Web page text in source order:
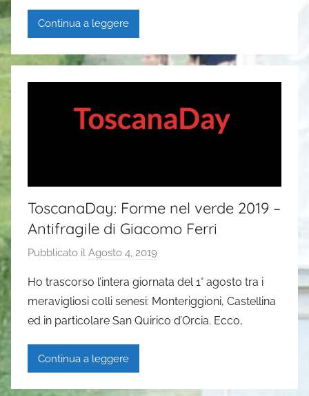
s
i
Continua a leggere
ToscanaDay: Forme nel verde 2019 –
Antifragile di Giacomo Ferri
Pubblicato il Agosto 4, 2019
G
a
i
Ho trascorso l’intera giornata del 1° agosto tra i
meravigliosi colli senesi: Monteriggioni, Castellina
ed in particolare San Quirico d’Orcia. Ecco,
Continua a leggere